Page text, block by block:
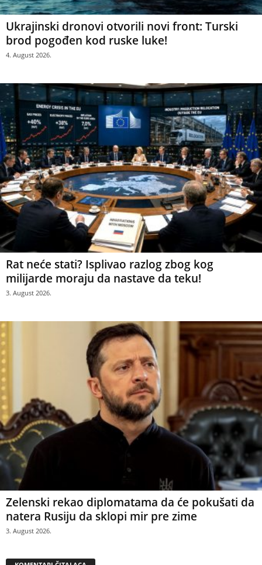
Ukrajinski dronovi otvorili novi front: Turski
brod pogođen kod ruske luke!
4. August 2026.
Rat neće stati? Isplivao razlog zbog kog
milijarde moraju da nastave da teku!
3. August 2026.
Zelenski rekao diplomatama da će pokušati da
natera Rusiju da sklopi mir pre zime
3. August 2026.